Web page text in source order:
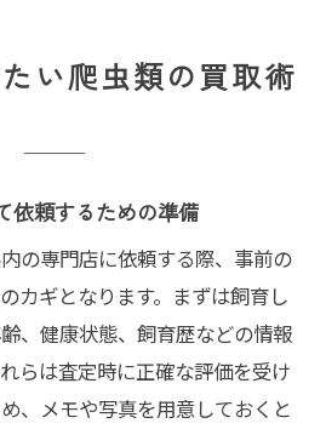
い爬虫類の買取術
依頼するための準備
の専門店に依頼する際、事前の
カギとなります。まずは飼育し
、健康状態、飼育歴などの情報
らは査定時に正確な評価を受け
、メモや写真を用意しておくと